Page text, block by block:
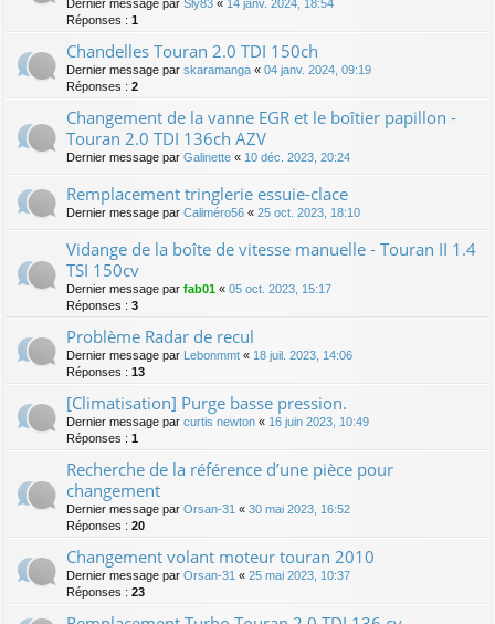
Dernier message par Sly83 « 14 janv. 2024, 18:54
Réponses : 1
Chandelles Touran 2.0 TDI 150ch
Dernier message par skaramanga « 04 janv. 2024, 09:19
Réponses : 2
Changement de la vanne EGR et le boîtier papillon -
Touran 2.0 TDI 136ch AZV
Dernier message par Galinette « 10 déc. 2023, 20:24
Remplacement tringlerie essuie-clace
Dernier message par Caliméro56 « 25 oct. 2023, 18:10
Vidange de la boîte de vitesse manuelle - Touran II 1.4
TSI 150cv
Dernier message par fab01 « 05 oct. 2023, 15:17
Réponses : 3
Problème Radar de recul
Dernier message par Lebonmmt « 18 juil. 2023, 14:06
Réponses : 13
[Climatisation] Purge basse pression.
Dernier message par curtis newton « 16 juin 2023, 10:49
Réponses : 1
Recherche de la référence d’une pièce pour
changement
Dernier message par Orsan-31 « 30 mai 2023, 16:52
Réponses : 20
Changement volant moteur touran 2010
Dernier message par Orsan-31 « 25 mai 2023, 10:37
Réponses : 23